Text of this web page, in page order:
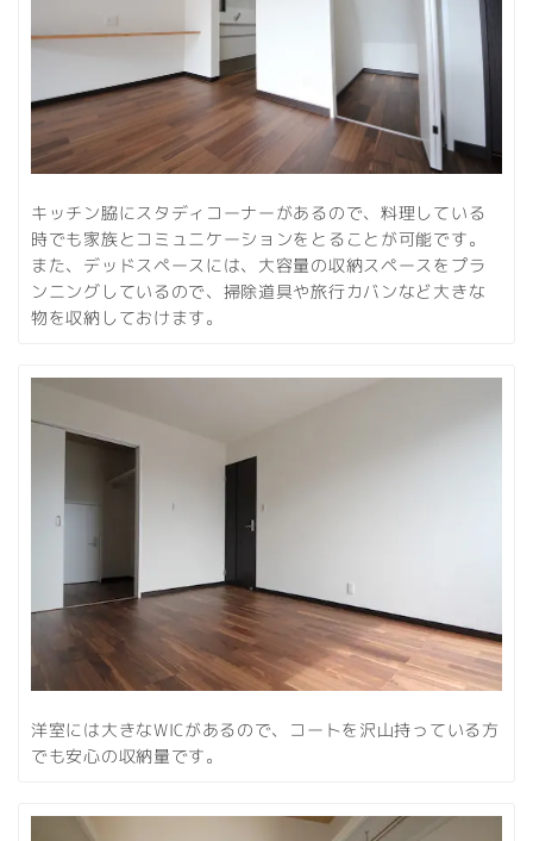
キッチン脇にスタディコーナーがあるので、料理している
時でも家族とコミュニケーションをとることが可能です。
また、デッドスペースには、大容量の収納スペースをプラ
ンニングしているので、掃除道具や旅行カバンなど大きな
物を収納しておけます。
洋室には大きなWICがあるので、コートを沢山持っている方
でも安心の収納量です。